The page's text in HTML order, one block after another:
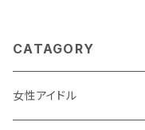
CATAGORY
女性アイドル